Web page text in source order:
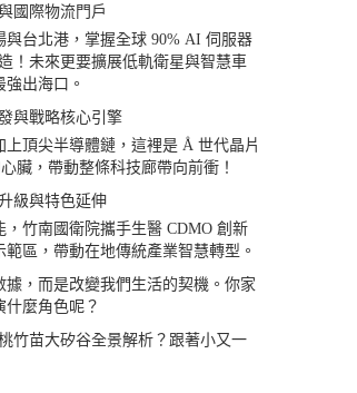
國際物流門戶
與台北港，掌握全球 90% AI 伺服器
！未來更要擴展低軌衛星與智慧車
出海口。
與戰略核心引擎
上頂尖半導體鏈，這裡是 Å 世代晶片
臟，帶動整條科技廊帶向前衝！
級與特色延伸
，竹南國衛院攜手生醫 CDMO 創新
區，帶動在地傳統產業智慧轉型。
據，而是改變我們生活的契機。你家
什麼角色呢？
竹苗大矽谷全景解析？跟著小又一